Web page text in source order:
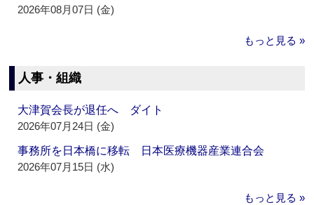
2026年08月07日 (金)
もっと見る »
人事・組織
大津賀会長が退任へ ダイト
2026年07月24日 (金)
事務所を日本橋に移転 日本医療機器産業連合会
2026年07月15日 (水)
もっと見る »